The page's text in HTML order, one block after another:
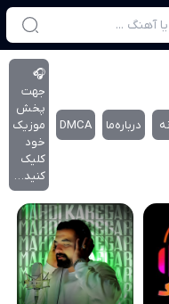
درباره‌‌ما DMCA
🎧
جهت
پخش
موزیک
خود
کلیک
کنید…